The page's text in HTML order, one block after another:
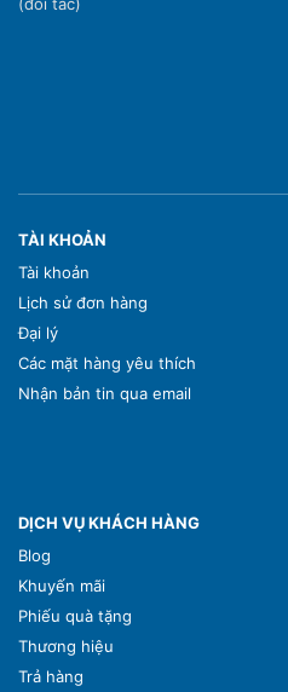
TÀI KHOẢN
Tài khoản
Lịch sử đơn hàng
Đại lý
Các mặt hàng yêu thích
Nhận bản tin qua email
DỊCH VỤ KHÁCH HÀNG
Blog
Khuyến mãi
Phiếu quà tặng
Thương hiệu
Trả hàng